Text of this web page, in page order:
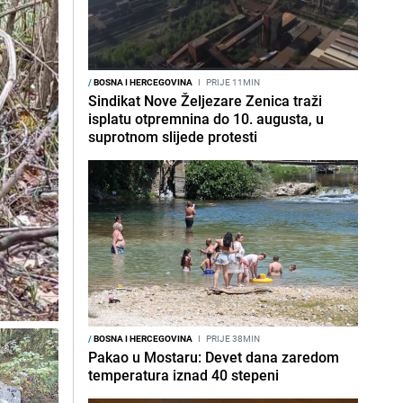
/BOSNA I HERCEGOVINA I PRIJE 11MIN
Sindikat Nove Željezare Zenica traži
isplatu otpremnina do 10. augusta, u
suprotnom slijede protesti
/BOSNA I HERCEGOVINA I PRIJE 38MIN
Pakao u Mostaru: Devet dana zaredom
temperatura iznad 40 stepeni